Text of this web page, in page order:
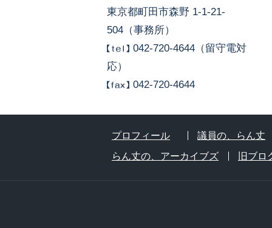
東京都町田市森野 1-1-21-
504（事務所）
042-720-4644（留守電対
応）
042-720-4644
プロフィール
議員の、らん丈
らん丈の、アーカイブズ
旧ブロ